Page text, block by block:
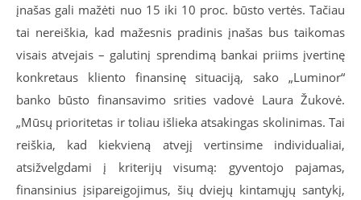
įnašas gali mažėti nuo 15 iki 10 proc. būsto vertės. Tačiau
tai nereiškia, kad mažesnis pradinis įnašas bus taikomas
visais atvejais – galutinį sprendimą bankai priims įvertinę
konkretaus kliento finansinę situaciją, sako „Luminor“
banko būsto finansavimo srities vadovė Laura Žukovė.
„Mūsų prioritetas ir toliau išlieka atsakingas skolinimas. Tai
reiškia, kad kiekvieną atvejį vertinsime individualiai,
atsižvelgdami į kriterijų visumą: gyventojo pajamas,
finansinius įsipareigojimus, šių dviejų kintamųjų santykį,